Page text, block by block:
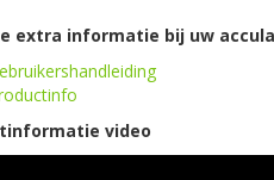
extra informatie bij uw
video